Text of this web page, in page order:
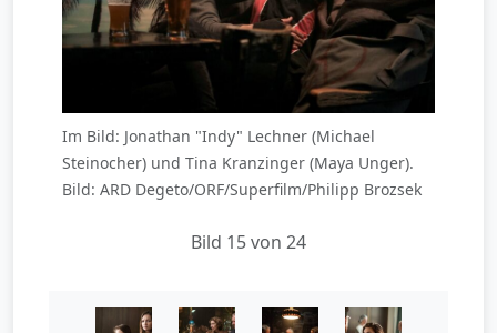
Im Bild: Jonathan "Indy" Lechner (Michael
Steinocher) und Tina Kranzinger (Maya Unger).
Bild: ARD Degeto/ORF/Superfilm/Philipp Brozsek
Bild 15 von 24